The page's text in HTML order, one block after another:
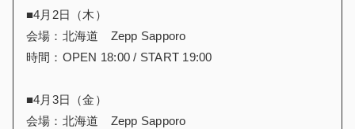
■4月2日（木）
会場：北海道 Zepp Sapporo
時間：OPEN 18:00 / START 19:00
■4月3日（金）
会場：北海道 Zepp Sapporo